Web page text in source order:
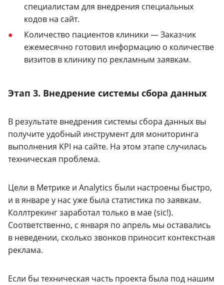
специалистам для внедрения специальных
кодов на сайт.
Количество пациентов клиники — Заказчик
ежемесячно готовил информацию о количестве
визитов в клинику по рекламным заявкам.
Этап 3. Внедрение системы сбора данных
В результате внедрения системы сбора данных вы
получите удобный инструмент для мониторинга
выполнения KPI на сайте. На этом этапе случилась
техническая проблема.
Цели в Метрике и Analytics были настроены быстро,
и в январе у нас уже была статистика по заявкам.
Коллтрекинг заработал только в мае (sic!).
Соответственно, с января по апрель мы оставались
в неведении, сколько звонков приносит контекстная
реклама.
Если бы техническая часть проекта была под нашим